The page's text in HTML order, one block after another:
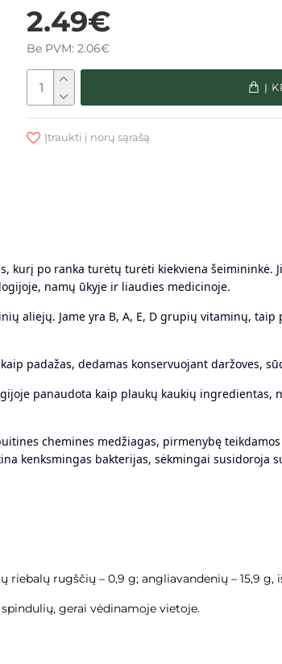
2.49€
Be PVM: 2.06€
Į
Įtraukti į norų sąrašą
po ranka turėtų turėti kiekviena šeimininkė.
namų ūkyje ir liaudies medicinoje.
aliejų. Jame yra B, A, E, D grupių vitaminų,
padažas, dedamas konservuojant daržoves,
panaudota kaip plaukų kaukių
chemines medžiagas, pirmenybę
kenksmingas bakterijas, sėkmingai susidoroja
riebalų rugščių – 0,9 g; angliavandenių – 15,9
gerai vėdinamoje vietoje.